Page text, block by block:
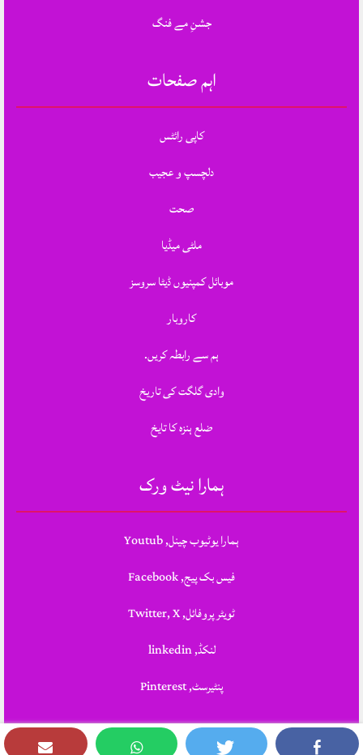
جشنِ مے فنگ
اہم صفحات
کاپی رائٹس
دلچسپ و عجیب
صحت
ملٹی میڈیا
موبائل کمپنیوں ڈیٹا سروسز
کاروبار
ہم سے رابطہ کریں.
وادی گلگت کی تاریخ
ضلع ہنزہ کا تایخ
ہمارا نیٹ ورک
ہمارا یوٹیوب چینل, Youtub
فیس بک پیج, Facebook
ٹویٹر پروفائل, Twitter, X
لنکڈ, linkedin
پنٹیرسٹ, Pinterest
Theme Designed & Developed BySTYLOTHEMES